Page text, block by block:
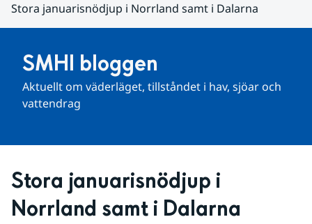
Stora januarisnödjup i Norrland samt i Dalarna
SMHI bloggen
Aktuellt om väderläget, tillståndet i hav, sjöar och
vattendrag
Stora januarisnödjup i
Norrland samt i Dalarna